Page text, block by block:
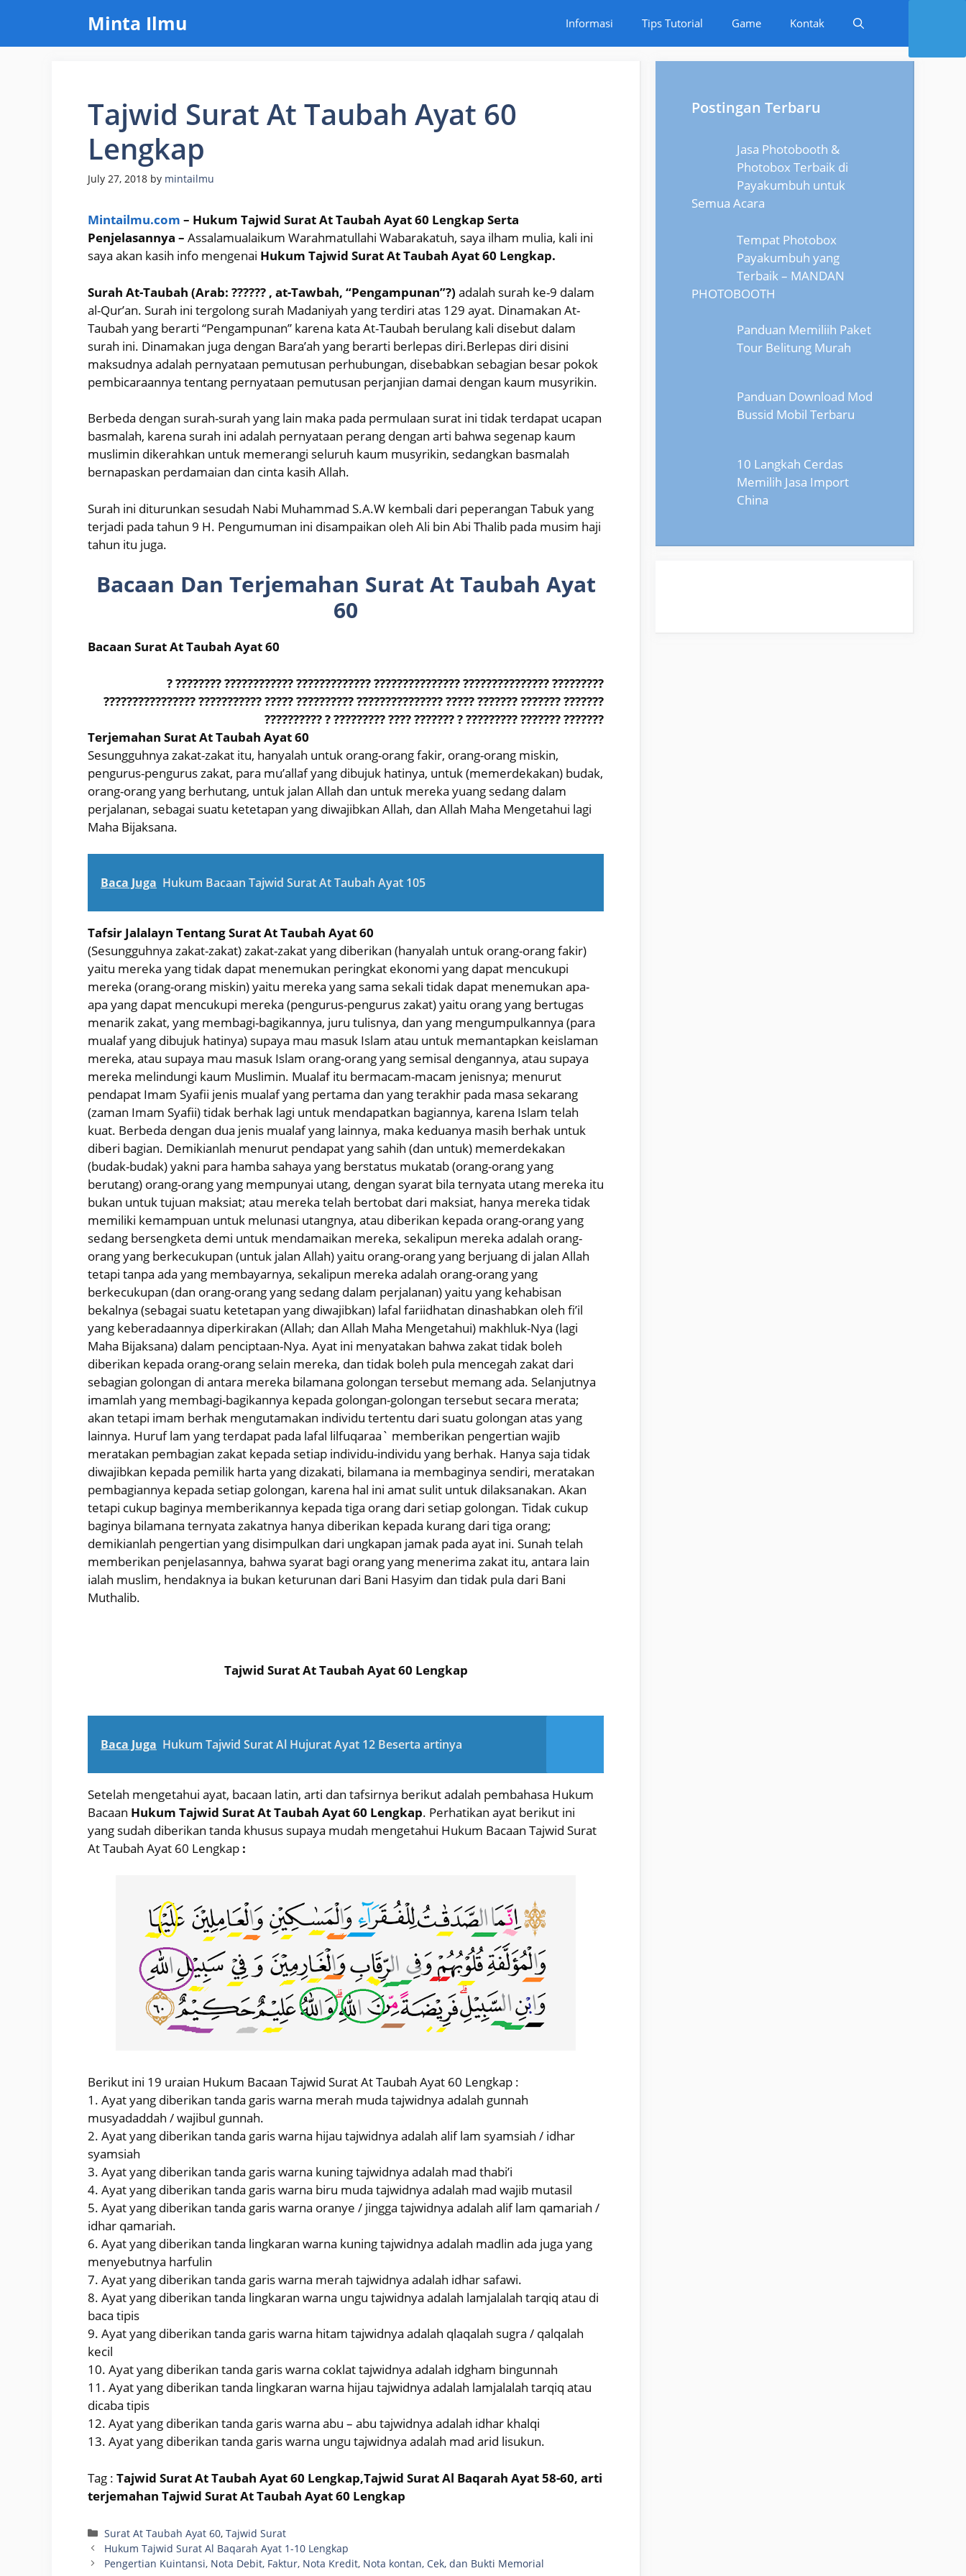
content
Minta Ilmu Informasi Tips Tutorial Game Kontak
Tajwid Surat At Taubah Ayat 60
Lengkap
July 27, 2018 by mintailmu
Mintailmu.com – Hukum Tajwid Surat At Taubah Ayat 60 Lengkap Serta
Penjelasannya – Assalamualaikum Warahmatullahi Wabarakatuh, saya ilham mulia, kali ini
saya akan kasih info mengenai Hukum Tajwid Surat At Taubah Ayat 60 Lengkap.
Surah At-Taubah (Arab: ?????? , at-Tawbah, “Pengampunan”?) adalah surah ke-9 dalam
al-Qur’an. Surah ini tergolong surah Madaniyah yang terdiri atas 129 ayat. Dinamakan At-
Taubah yang berarti “Pengampunan” karena kata At-Taubah berulang kali disebut dalam
surah ini. Dinamakan juga dengan Bara’ah yang berarti berlepas diri.Berlepas diri disini
maksudnya adalah pernyataan pemutusan perhubungan, disebabkan sebagian besar pokok
pembicaraannya tentang pernyataan pemutusan perjanjian damai dengan kaum musyrikin.
Berbeda dengan surah-surah yang lain maka pada permulaan surat ini tidak terdapat ucapan
basmalah, karena surah ini adalah pernyataan perang dengan arti bahwa segenap kaum
muslimin dikerahkan untuk memerangi seluruh kaum musyrikin, sedangkan basmalah
bernapaskan perdamaian dan cinta kasih Allah.
Surah ini diturunkan sesudah Nabi Muhammad S.A.W kembali dari peperangan Tabuk yang
terjadi pada tahun 9 H. Pengumuman ini disampaikan oleh Ali bin Abi Thalib pada musim haji
tahun itu juga.
Bacaan Dan Terjemahan Surat At Taubah Ayat
60
Bacaan Surat At Taubah Ayat 60
? ???????? ???????????? ????????????? ??????????????? ??????????????? ?????????
???????????????? ??????????? ????? ?????????? ??????????????? ????? ??????? ??????? ???????
?????????? ? ????????? ???? ??????? ? ????????? ??????? ???????
Terjemahan Surat At Taubah Ayat 60
Sesungguhnya zakat-zakat itu, hanyalah untuk orang-orang fakir, orang-orang miskin,
pengurus-pengurus zakat, para mu’allaf yang dibujuk hatinya, untuk (memerdekakan) budak,
orang-orang yang berhutang, untuk jalan Allah dan untuk mereka yuang sedang dalam
perjalanan, sebagai suatu ketetapan yang diwajibkan Allah, dan Allah Maha Mengetahui lagi
Maha Bijaksana.
Baca Juga Hukum Bacaan Tajwid Surat At Taubah Ayat 105
Tafsir Jalalayn Tentang Surat At Taubah Ayat 60
(Sesungguhnya zakat-zakat) zakat-zakat yang diberikan (hanyalah untuk orang-orang fakir)
yaitu mereka yang tidak dapat menemukan peringkat ekonomi yang dapat mencukupi
mereka (orang-orang miskin) yaitu mereka yang sama sekali tidak dapat menemukan apa-
apa yang dapat mencukupi mereka (pengurus-pengurus zakat) yaitu orang yang bertugas
menarik zakat, yang membagi-bagikannya, juru tulisnya, dan yang mengumpulkannya (para
mualaf yang dibujuk hatinya) supaya mau masuk Islam atau untuk memantapkan keislaman
mereka, atau supaya mau masuk Islam orang-orang yang semisal dengannya, atau supaya
mereka melindungi kaum Muslimin. Mualaf itu bermacam-macam jenisnya; menurut
pendapat Imam Syafii jenis mualaf yang pertama dan yang terakhir pada masa sekarang
(zaman Imam Syafii) tidak berhak lagi untuk mendapatkan bagiannya, karena Islam telah
kuat. Berbeda dengan dua jenis mualaf yang lainnya, maka keduanya masih berhak untuk
diberi bagian. Demikianlah menurut pendapat yang sahih (dan untuk) memerdekakan
(budak-budak) yakni para hamba sahaya yang berstatus mukatab (orang-orang yang
berutang) orang-orang yang mempunyai utang, dengan syarat bila ternyata utang mereka itu
bukan untuk tujuan maksiat; atau mereka telah bertobat dari maksiat, hanya mereka tidak
memiliki kemampuan untuk melunasi utangnya, atau diberikan kepada orang-orang yang
sedang bersengketa demi untuk mendamaikan mereka, sekalipun mereka adalah orang-
orang yang berkecukupan (untuk jalan Allah) yaitu orang-orang yang berjuang di jalan Allah
tetapi tanpa ada yang membayarnya, sekalipun mereka adalah orang-orang yang
berkecukupan (dan orang-orang yang sedang dalam perjalanan) yaitu yang kehabisan
bekalnya (sebagai suatu ketetapan yang diwajibkan) lafal fariidhatan dinashabkan oleh fi’il
yang keberadaannya diperkirakan (Allah; dan Allah Maha Mengetahui) makhluk-Nya (lagi
Maha Bijaksana) dalam penciptaan-Nya. Ayat ini menyatakan bahwa zakat tidak boleh
diberikan kepada orang-orang selain mereka, dan tidak boleh pula mencegah zakat dari
sebagian golongan di antara mereka bilamana golongan tersebut memang ada. Selanjutnya
imamlah yang membagi-bagikannya kepada golongan-golongan tersebut secara merata;
akan tetapi imam berhak mengutamakan individu tertentu dari suatu golongan atas yang
lainnya. Huruf lam yang terdapat pada lafal lilfuqaraa` memberikan pengertian wajib
meratakan pembagian zakat kepada setiap individu-individu yang berhak. Hanya saja tidak
diwajibkan kepada pemilik harta yang dizakati, bilamana ia membaginya sendiri, meratakan
pembagiannya kepada setiap golongan, karena hal ini amat sulit untuk dilaksanakan. Akan
tetapi cukup baginya memberikannya kepada tiga orang dari setiap golongan. Tidak cukup
baginya bilamana ternyata zakatnya hanya diberikan kepada kurang dari tiga orang;
demikianlah pengertian yang disimpulkan dari ungkapan jamak pada ayat ini. Sunah telah
memberikan penjelasannya, bahwa syarat bagi orang yang menerima zakat itu, antara lain
ialah muslim, hendaknya ia bukan keturunan dari Bani Hasyim dan tidak pula dari Bani
Muthalib.
Tajwid Surat At Taubah Ayat 60 Lengkap
Baca Juga Hukum Tajwid Surat Al Hujurat Ayat 12 Beserta artinya
Setelah mengetahui ayat, bacaan latin, arti dan tafsirnya berikut adalah pembahasa Hukum
Bacaan Hukum Tajwid Surat At Taubah Ayat 60 Lengkap. Perhatikan ayat berikut ini
yang sudah diberikan tanda khusus supaya mudah mengetahui Hukum Bacaan Tajwid Surat
At Taubah Ayat 60 Lengkap :
Berikut ini 19 uraian Hukum Bacaan Tajwid Surat At Taubah Ayat 60 Lengkap :
1. Ayat yang diberikan tanda garis warna merah muda tajwidnya adalah gunnah
musyadaddah / wajibul gunnah.
2. Ayat yang diberikan tanda garis warna hijau tajwidnya adalah alif lam syamsiah / idhar
syamsiah
3. Ayat yang diberikan tanda garis warna kuning tajwidnya adalah mad thabi’i
4. Ayat yang diberikan tanda garis warna biru muda tajwidnya adalah mad wajib mutasil
5. Ayat yang diberikan tanda garis warna oranye / jingga tajwidnya adalah alif lam qamariah /
idhar qamariah.
6. Ayat yang diberikan tanda lingkaran warna kuning tajwidnya adalah madlin ada juga yang
menyebutnya harfulin
7. Ayat yang diberikan tanda garis warna merah tajwidnya adalah idhar safawi.
8. Ayat yang diberikan tanda lingkaran warna ungu tajwidnya adalah lamjalalah tarqiq atau di
baca tipis
9. Ayat yang diberikan tanda garis warna hitam tajwidnya adalah qlaqalah sugra / qalqalah
kecil
10. Ayat yang diberikan tanda garis warna coklat tajwidnya adalah idgham bingunnah
11. Ayat yang diberikan tanda lingkaran warna hijau tajwidnya adalah lamjalalah tarqiq atau
dicaba tipis
12. Ayat yang diberikan tanda garis warna abu – abu tajwidnya adalah idhar khalqi
13. Ayat yang diberikan tanda garis warna ungu tajwidnya adalah mad arid lisukun.
Tag : Tajwid Surat At Taubah Ayat 60 Lengkap,Tajwid Surat Al Baqarah Ayat 58-60, arti
terjemahan Tajwid Surat At Taubah Ayat 60 Lengkap
Categories
Surat At Taubah Ayat 60,Tajwid Surat
Hukum Tajwid Surat Al Baqarah Ayat 1-10 Lengkap
Pengertian Kuintansi, Nota Debit, Faktur, Nota Kredit, Nota kontan, Cek, dan Bukti Memorial
Postingan Terbaru
Jasa Photobooth &
Photobox Terbaik di
Payakumbuh untuk
Semua Acara
Tempat Photobox
Payakumbuh yang
Terbaik – MANDAN
PHOTOBOOTH
Panduan Memiliih Paket
Tour Belitung Murah
Panduan Download Mod
Bussid Mobil Terbaru
10 Langkah Cerdas
Memilih Jasa Import
China